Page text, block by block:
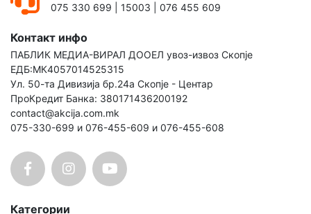
075 330 699
15003 076 455 609
Контакт инфо
ПАБЛИК МЕДИА-ВИРАЛ ДООЕЛ увоз-извоз Скопје
ЕДБ:МК4057014525315
Ул. 50-та Дивизија бр.24а Скопје - Центар
ПроКредит Банка: 380171436200192
contact@akcija.com.mk
075-330-699 и 076-455-609 и 076-455-608
Категории